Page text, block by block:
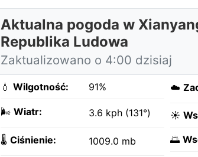
Aktualna pogoda w
Republika Ludowa
Zaktualizowano o 4:00 dzisiaj
💧 Wilgotność: 91%
🌬️ Wiatr: 3.6 kph (131°)
🌡️ Ciśnienie: 1009.0 mb
☁️
☀️
🌅